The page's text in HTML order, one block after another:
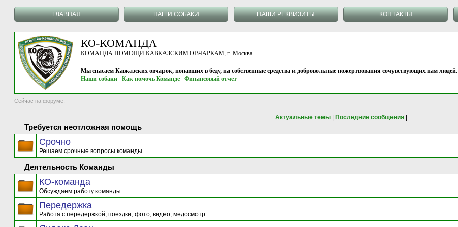
ГЛАВНАЯ НАШИ СОБАКИ НАШИ РЕКВИЗИТЫ КОНТАКТЫ
КО-КОМАНДА
КОМАНДА ПОМОЩИ КАВКАЗСКИМ ОВЧАРКАМ, г. Москва
Мы спасаем Кавказских овчарок, попавших в беду, на собственные средства и добровольные пожертвования сочувствующих нам людей.
Наши собаки
Как помочь Команде Финансовый отчет
Сейчас на форуме:
Актуальные темы Последние сообщения
Требуется неотложная помощь
Срочно
Решаем срочные вопросы команды
Деятельность Команды
КО-команда
Обсуждаем работу команды
Передержка
Работа с передержкой, поездки, фото, видео, медосмотр